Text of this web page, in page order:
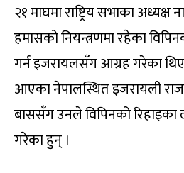
२१ माघमा राष्ट्रिय सभाका अध्यक्ष
हमासको नियन्त्रणमा रहेका
गर्न इजरायलसँग आग्रह गरेका थिए
आएका नेपालस्थित इजरायली
बाससँग उनले विपिनको रिहाइका
गरेका हुन् ।